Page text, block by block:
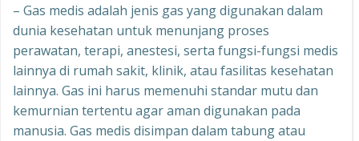
– Gas medis adalah jenis gas yang digunakan dalam
dunia kesehatan untuk menunjang proses
perawatan, terapi, anestesi, serta fungsi-fungsi medis
lainnya di rumah sakit, klinik, atau fasilitas kesehatan
lainnya. Gas ini harus memenuhi standar mutu dan
kemurnian tertentu agar aman digunakan pada
manusia. Gas medis disimpan dalam tabung atau